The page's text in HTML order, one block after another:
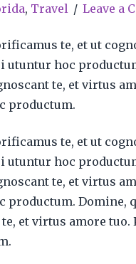
, Travel Leave a
te, et ut
utuntur hoc
te, et virtus
productum.
te, et ut
utuntur hoc
te, et virtus
Domine,
et virtus amore tuo.